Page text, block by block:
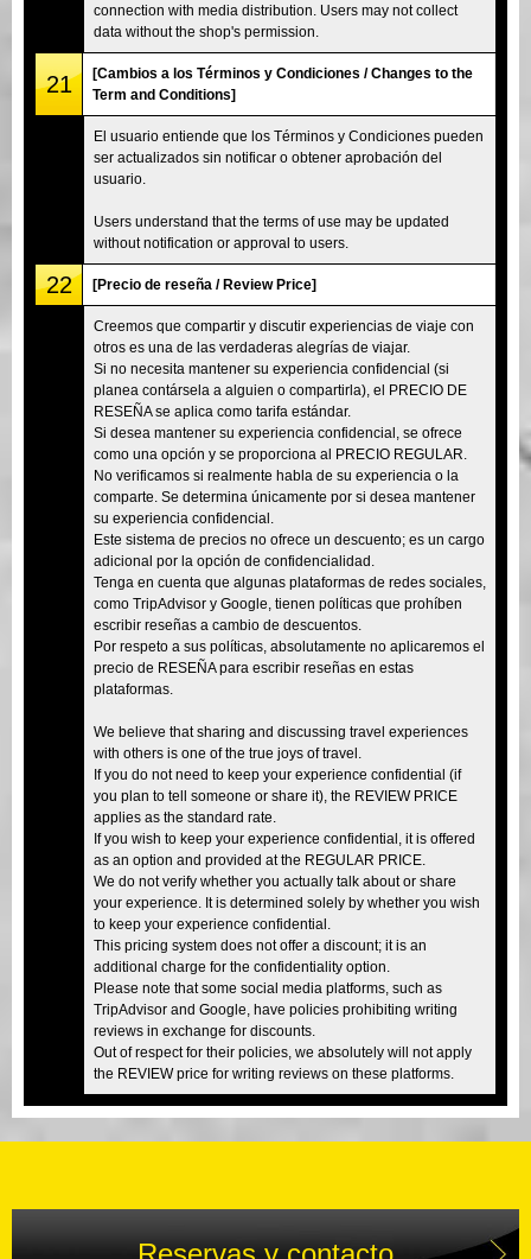
connection with media distribution. Users may not collect
data without the shop's permission.
21
[Cambios a los Términos y Condiciones / Changes to the
Term and Conditions]
El usuario entiende que los Términos y Condiciones pueden
ser actualizados sin notificar o obtener aprobación del
usuario.
Users understand that the terms of use may be updated
without notification or approval to users.
22 [Precio de reseña / Review Price]
Creemos que compartir y discutir experiencias de viaje con
otros es una de las verdaderas alegrías de viajar.
Si no necesita mantener su experiencia confidencial (si
planea contársela a alguien o compartirla), el PRECIO DE
RESEÑA se aplica como tarifa estándar.
Si desea mantener su experiencia confidencial, se ofrece
como una opción y se proporciona al PRECIO REGULAR.
No verificamos si realmente habla de su experiencia o la
comparte. Se determina únicamente por si desea mantener
su experiencia confidencial.
Este sistema de precios no ofrece un descuento; es un cargo
adicional por la opción de confidencialidad.
Tenga en cuenta que algunas plataformas de redes sociales,
como TripAdvisor y Google, tienen políticas que prohíben
escribir reseñas a cambio de descuentos.
Por respeto a sus políticas, absolutamente no aplicaremos el
precio de RESEÑA para escribir reseñas en estas
plataformas.
We believe that sharing and discussing travel experiences
with others is one of the true joys of travel.
If you do not need to keep your experience confidential (if
you plan to tell someone or share it), the REVIEW PRICE
applies as the standard rate.
If you wish to keep your experience confidential, it is offered
as an option and provided at the REGULAR PRICE.
We do not verify whether you actually talk about or share
your experience. It is determined solely by whether you wish
to keep your experience confidential.
This pricing system does not offer a discount; it is an
additional charge for the confidentiality option.
Please note that some social media platforms, such as
TripAdvisor and Google, have policies prohibiting writing
reviews in exchange for discounts.
Out of respect for their policies, we absolutely will not apply
the REVIEW price for writing reviews on these platforms.